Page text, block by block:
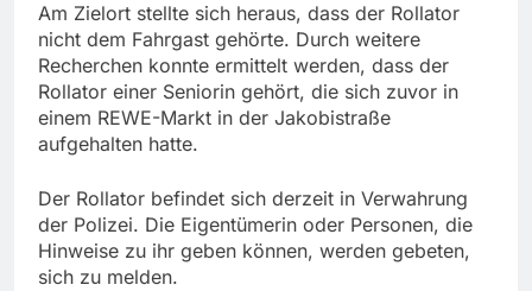
Am Zielort stellte sich heraus, dass der Rollator
nicht dem Fahrgast gehörte. Durch weitere
Recherchen konnte ermittelt werden, dass der
Rollator einer Seniorin gehört, die sich zuvor in
einem REWE-Markt in der Jakobistraße
aufgehalten hatte.
Der Rollator befindet sich derzeit in Verwahrung
der Polizei. Die Eigentümerin oder Personen, die
Hinweise zu ihr geben können, werden gebeten,
sich zu melden.